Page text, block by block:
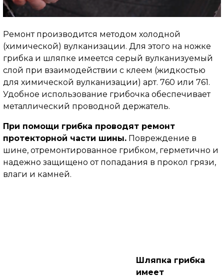
Ремонт производится методом холодной
(химической) вулканизации. Для этого на ножке
грибка и шляпке имеется серый вулканизуемый
слой при взаимодействии с клеем (жидкостью
для химической вулканизации) арт. 760 или 761.
Удобное использование грибочка обеспечивает
металлический проводной держатель.
При помощи грибка проводят ремонт
протекторной части шины.Повреждение в
шине, отремонтированное грибком, герметично и
надежно защищено от попадания в прокол грязи,
влаги и камней.
Шляпка грибка
имеет